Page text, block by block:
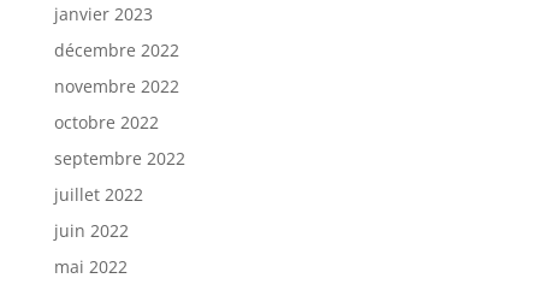
janvier 2023
décembre 2022
novembre 2022
octobre 2022
septembre 2022
juillet 2022
juin 2022
mai 2022